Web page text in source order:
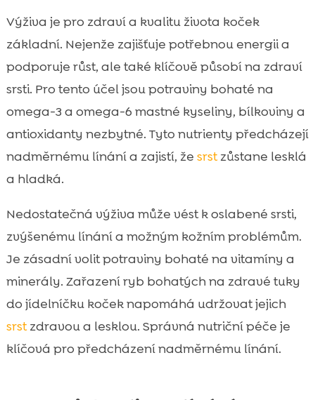
Výživa je pro zdraví a kvalitu života koček
základní. Nejenže zajišťuje potřebnou energii a
podporuje růst, ale také klíčově působí na zdraví
srsti. Pro tento účel jsou potraviny bohaté na
omega-3 a omega-6 mastné kyseliny, bílkoviny a
antioxidanty nezbytné. Tyto nutrienty předcházejí
nadměrnému línání a zajistí, že srstzůstane lesklá
a hladká.
Nedostatečná výživa může vést k oslabené srsti,
zvýšenému línání a možným kožním problémům.
Je zásadní volit potraviny bohaté na vitamíny a
minerály. Zařazení ryb bohatých na zdravé tuky
do jídelníčku koček napomáhá udržovat jejich
srstzdravou a lesklou. Správná nutriční péče je
klíčová pro předcházení nadměrnému línání.